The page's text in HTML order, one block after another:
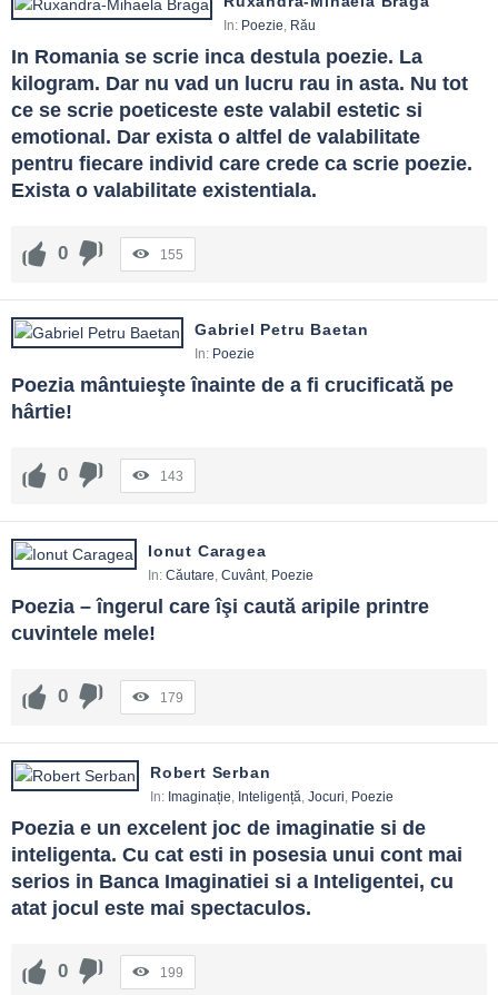
In: Poezie, Rău
In Romania se scrie inca destula poezie. La
kilogram. Dar nu vad un lucru rau in asta. Nu tot
ce se scrie poeticeste este valabil estetic si
emotional. Dar exista o altfel de valabilitate
pentru fiecare individ care crede ca scrie poezie.
Exista o valabilitate existentiala.
0 155
Gabriel Petru Baetan
In: Poezie
Poezia mântuieşte înainte de a fi crucificată pe
hârtie!
0 143
Ionut Caragea
In: Căutare, Cuvânt, Poezie
Poezia – îngerul care îşi caută aripile printre
cuvintele mele!
0 179
Robert Serban
In: Imaginație, Inteligență, Jocuri, Poezie
Poezia e un excelent joc de imaginatie si de
inteligenta. Cu cat esti in posesia unui cont mai
serios in Banca Imaginatiei si a Inteligentei, cu
atat jocul este mai spectaculos.
0 199